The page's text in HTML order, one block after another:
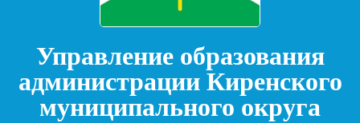
Управление образования
администрации Киренского
муниципального округа